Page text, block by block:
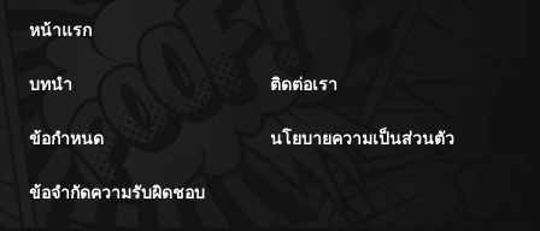
หน้าแรก
บทนำ ติดต่อเรา
ข้อกำหนด นโยบายความเป็นส่วนตัว
ข้อจำกัดความรับผิดชอบ